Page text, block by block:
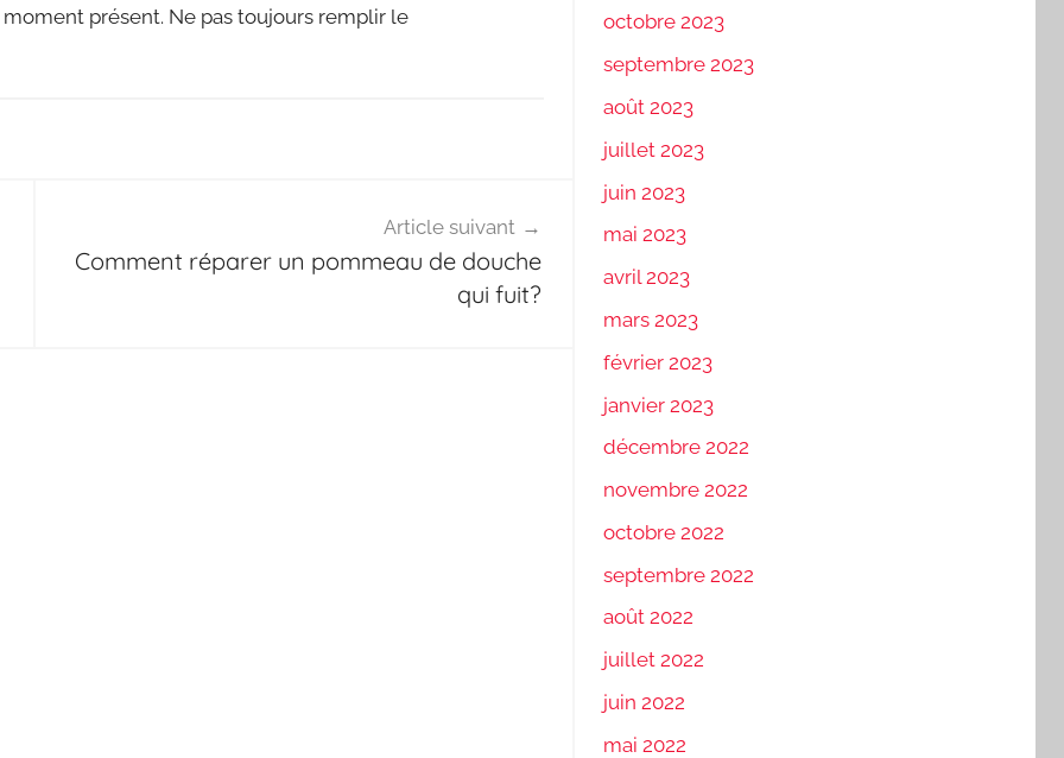
présent. Ne pas toujours remplir le
Article suivant
Comment réparer un pommeau de douche
qui fuit?
octobre 2023
septembre 2023
août 2023
juillet 2023
juin 2023
mai 2023
avril 2023
mars 2023
février 2023
janvier 2023
décembre 2022
novembre 2022
octobre 2022
septembre 2022
août 2022
juillet 2022
juin 2022
mai 2022